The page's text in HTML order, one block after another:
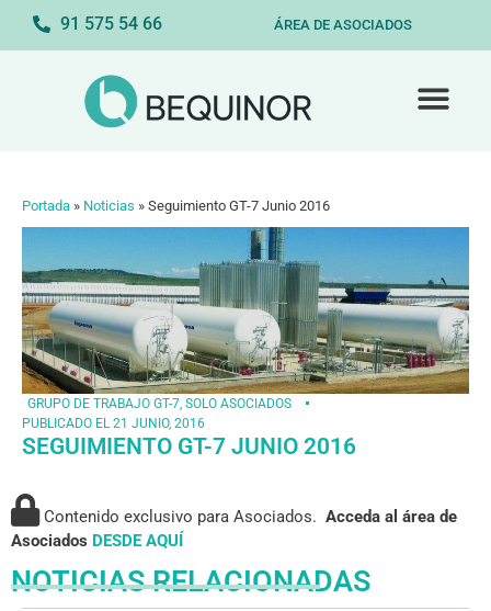
91 575 54 66 ÁREA DE ASOCIADOS
SEGUIMIENTO GT-7 JUNIO 2016
GRUPO DE TRABAJO GT-7, SOLO ASOCIADOS
PUBLICADO EL21 JUNIO, 2016
Portada » Noticias » Seguimiento GT-7 Junio 2016
Contenido exclusivo para Asociados. Acceda al área de
Asociados DESDE AQUÍ
NOTICIAS RELACIONADAS